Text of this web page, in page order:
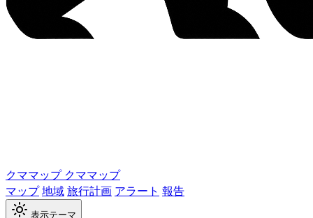
クママップ クママップ
マップ地域旅行計画 アラート 報告
表示テーマ